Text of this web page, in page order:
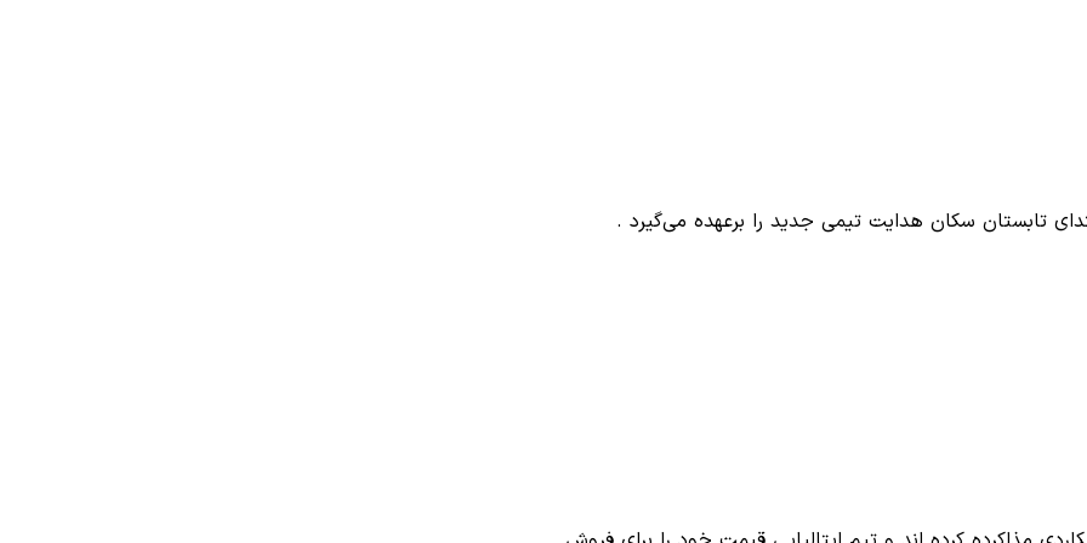
تابستان سکان هدایت تیمی جدید را برعهده می‌گیرد .